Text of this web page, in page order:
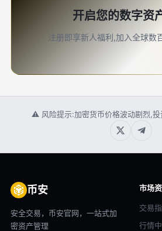
开启您的数字资
注册即享新人福利,加入全球数
⚠ 风险提示:加密货币价格波动剧烈,
币安
安全交易，币安官网，一站式加
密资产管理
市场
交易
行情